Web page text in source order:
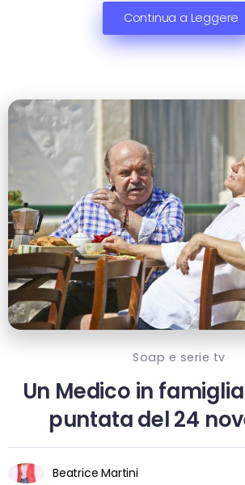
Continua a Leggere
Soap e serie tv
Un Medico in
puntata del 24
Beatrice Martini